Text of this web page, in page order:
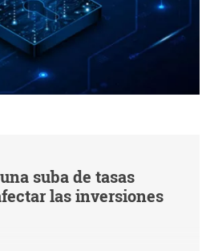
suba de tasas
las inversiones